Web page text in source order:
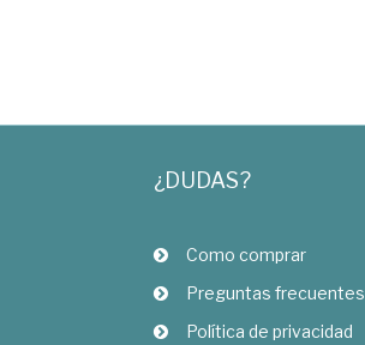
¿DUDAS?
Como comprar
Preguntas frecuentes
Política de privacidad